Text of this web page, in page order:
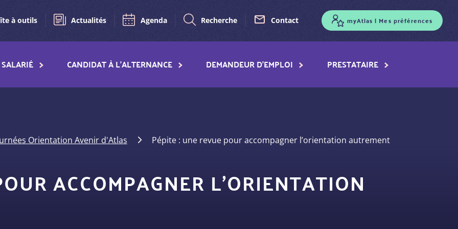
à outils Actualités Agenda Recherche Contact myAtlas | Mes préférences
SALARIÉ CANDIDAT À L'ALTERNANCE DEMANDEUR D'EMPLOI PRESTATAIRE
Orientation Avenir d'Atlas Pépite : une revue pour accompagner l’orientation autrement
ACCOMPAGNER L’ORIENTATION